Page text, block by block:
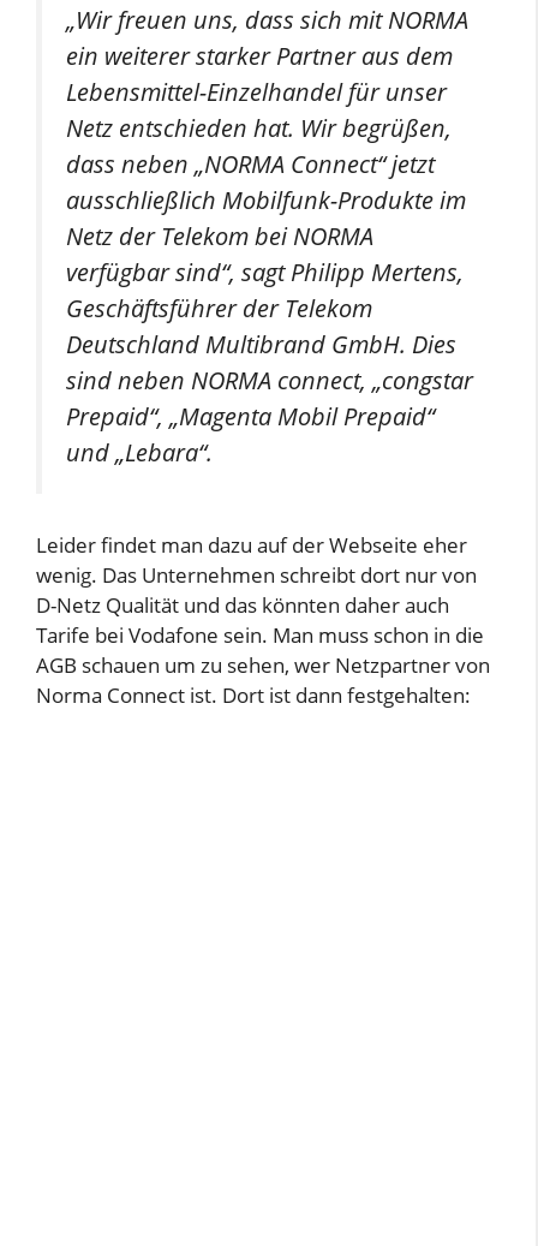
„Wir freuen uns, dass sich mit NORMA
ein weiterer starker Partner aus dem
Lebensmittel-Einzelhandel für unser
Netz entschieden hat. Wir begrüßen,
dass neben „NORMA Connect“ jetzt
ausschließlich Mobilfunk-Produkte im
Netz der Telekom bei NORMA
verfügbar sind“, sagt Philipp Mertens,
Geschäftsführer der Telekom
Deutschland Multibrand GmbH. Dies
sind neben NORMA connect, „congstar
Prepaid“, „Magenta Mobil Prepaid“
und „Lebara“.
Leider findet man dazu auf der Webseite eher
wenig. Das Unternehmen schreibt dort nur von
D-Netz Qualität und das könnten daher auch
Tarife bei Vodafone sein. Man muss schon in die
AGB schauen um zu sehen, wer Netzpartner von
Norma Connect ist. Dort ist dann festgehalten: